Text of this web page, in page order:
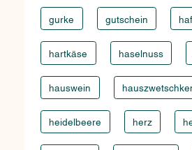
gurke gutschein
hartkäse haselnuss
hauswein
heidelbeere herz